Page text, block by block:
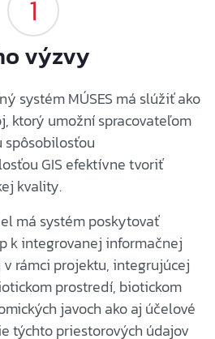
výzvy
systém MÚSES má slúžiť ako
ktorý umožní spracovateľom
spôsobilosťou
GIS efektívne tvoriť
kvality.
má systém poskytovať
k integrovanej informačnej
v rámci projektu, integrujúcej
prostredí, biotickom
javoch ako aj účelové
týchto priestorových údajov